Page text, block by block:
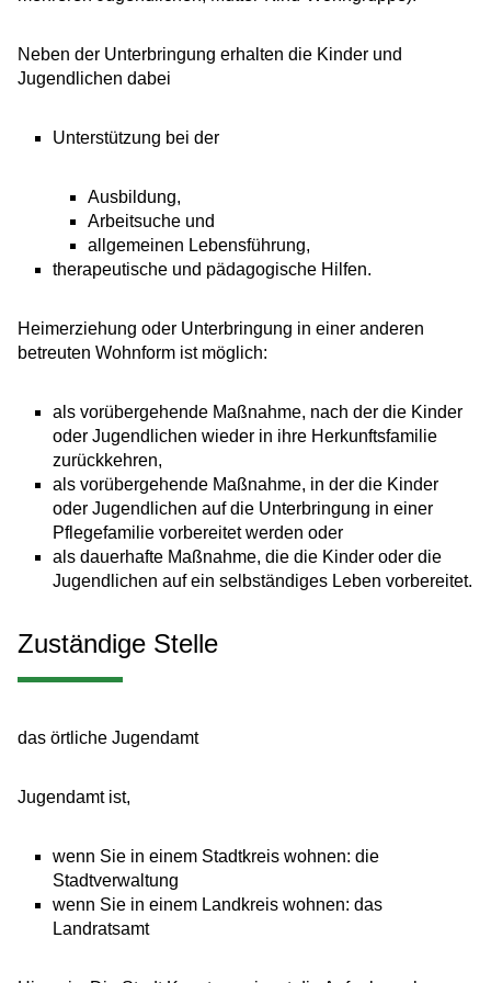
Neben der Unterbringung erhalten die Kinder und
Jugendlichen dabei
Unterstützung bei der
Ausbildung,
Arbeitsuche und
allgemeinen Lebensführung,
therapeutische und pädagogische Hilfen.
Heimerziehung oder Unterbringung in einer anderen
betreuten Wohnform ist möglich:
als vorübergehende Maßnahme, nach der die Kinder
oder Jugendlichen wieder in ihre Herkunftsfamilie
zurückkehren,
als vorübergehende Maßnahme, in der die Kinder
oder Jugendlichen auf die Unterbringung in einer
Pflegefamilie vorbereitet werden oder
als dauerhafte Maßnahme, die die Kinder oder die
Jugendlichen auf ein selbständiges Leben vorbereitet.
Zuständige Stelle
das örtliche Jugendamt
Jugendamt ist,
wenn Sie in einem Stadtkreis wohnen: die
Stadtverwaltung
wenn Sie in einem Landkreis wohnen: das
Landratsamt